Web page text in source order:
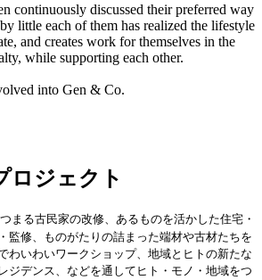
continuously discussed their preferred way
little each of them has realized the lifestyle
and creates work for themselves in the
while supporting each other.
into Gen & Co.
まる古民家の改修、あるものを活かした住宅・
監修、ものがたりの詰まった端材や古材たちを
わいわいワークショップ、地域とヒトの新たな
ジデンス、などを通してヒト・モノ・地域をつ